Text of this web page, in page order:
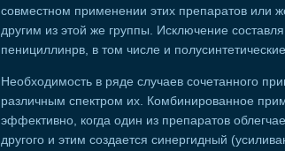
совместном применении этих препаратов или
другим из этой же группы. Исключение
пенициллинрв, в том числе и
Необходимость в ряде случаев сочетанного
различным спектром их. Комбинированное
эффективно, когда один из препаратов
другого и этим создается синергидный